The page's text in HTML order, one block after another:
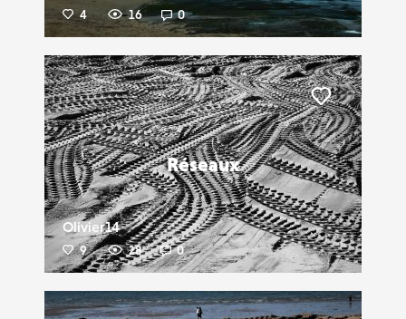
4 16 0
Réseaux
Olivier14
9 28 0
Liker